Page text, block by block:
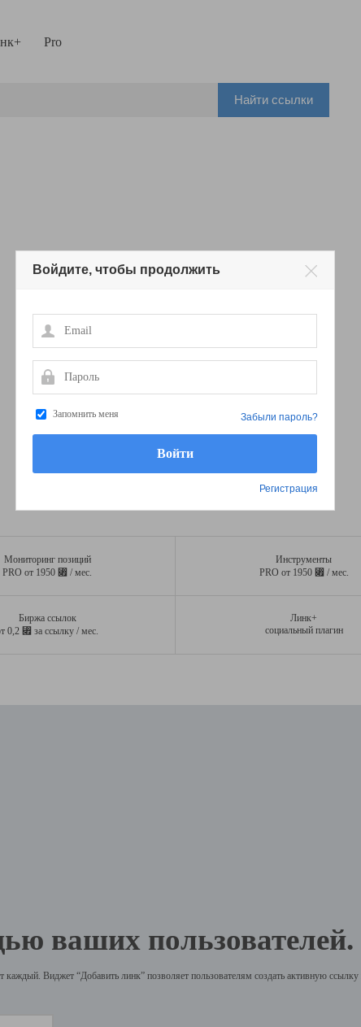
Pro
Найти ссылки
Мониторинг позиций
PRO от 1950 ⃏ / мес.
Инструменты
PRO от 1950 ⃏ / мес.
Биржа ссылок
0,2 ⃏ за ссылку / мес.
Линк+
социальный плагин
ваших пользователей.
Виджет “Добавить линк” позволяет пользователям создать активную
Войдите, чтобы продолжить
Email
Пароль
Запомнить меня
Регистрация
Забыли пароль?